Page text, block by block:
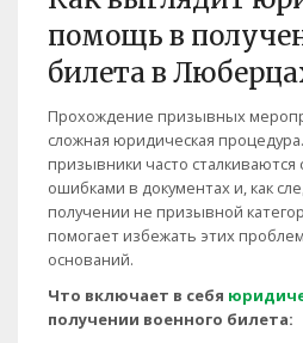
помощь в
билета в
Прохождение призывных
сложная юридическая
призывники часто сталкиваются
ошибками в документах и, как
получении не призывной
помогает избежать этих
оснований.
Что включает в себя
получении военного билета: